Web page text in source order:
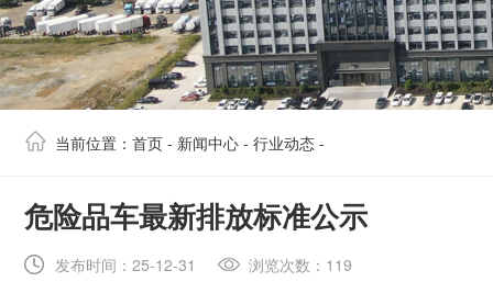
当前位置： 首页 - 新闻中心 - 行业动态 -
​危险品车最新排放标准公示
发布时间：25-12-31 浏览次数：119